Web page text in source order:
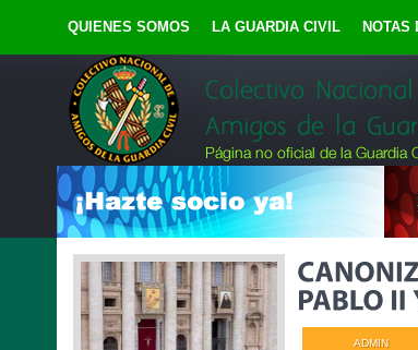
QUIENES SOMOS LA GUARDIA CIVIL NOTAS
ADMIN